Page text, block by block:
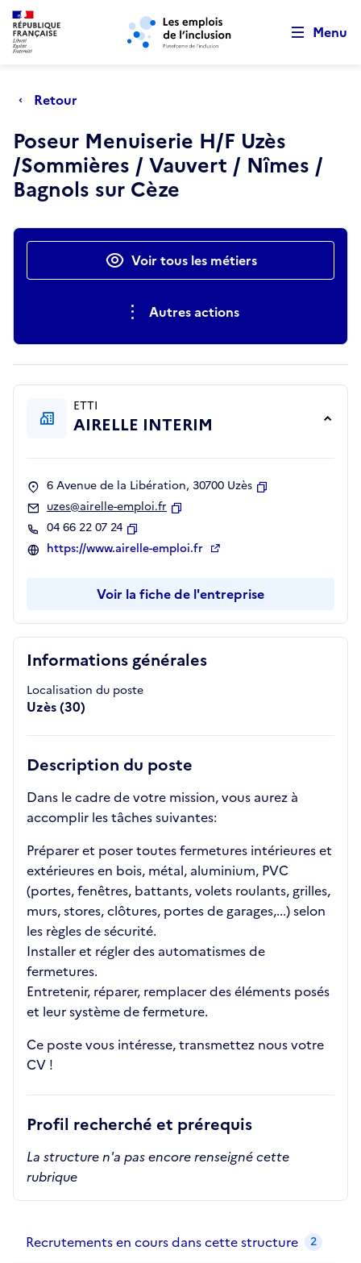
Aller au menu principal Aller au contenu principal
Menu
Retour
Poseur Menuiserie H/F Uzès
/Sommières / Vauvert / Nîmes /
Bagnols sur Cèze
Actions rapidesVoir tous les métiers
Autres actions
Informations générales
Localisation du poste
Uzès (30)
Description du poste
Dans le cadre de votre mission, vous aurez à
accomplir les tâches suivantes:
Préparer et poser toutes fermetures intérieures et
extérieures en bois, métal, aluminium, PVC
(portes, fenêtres, battants, volets roulants, grilles,
murs, stores, clôtures, portes de garages,...) selon
les règles de sécurité.
Installer et régler des automatismes de
fermetures.
Entretenir, réparer, remplacer des éléments posés
et leur système de fermeture.
Ce poste vous intéresse, transmettez nous votre
CV !
Profil recherché et prérequis
La structure n'a pas encore renseigné cette
rubrique
ETTI
AIRELLE INTERIM
6 Avenue de la Libération, 30700 Uzès
uzes@airelle-emploi.fr
04 66 22 07 24
Copier
https://www.airelle-emploi.fr
Voir la fiche de l'entreprise
Recrutements en cours dans cette structure 2
Retour au début de la page
Panneau de gestion des cookies